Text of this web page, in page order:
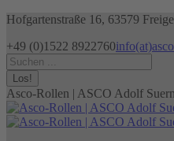
Zum
springen
Hofgartenstraße 16, 63579
+49 (0)1522 8922760
Facebook
page
opens
in
new
window
Instagram
page
opens
in
new
window
X
page
opens
in
new
window
Search:
Asco-Rollen | ASCO Adolf